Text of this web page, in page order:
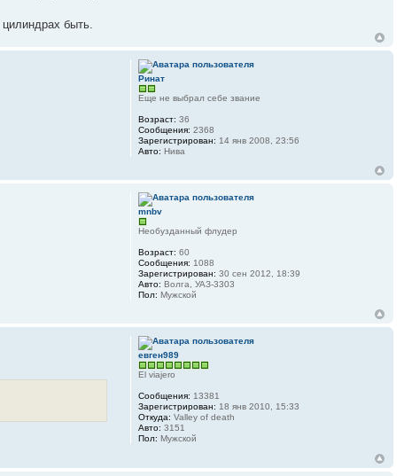
быть.
Ринат
Еще не выбрал себе звание
Возраст: 36
Сообщения: 2368
Зарегистрирован: 14 янв 2008, 23:56
Авто: Нива
mnbv
Необузданный флудер
Возраст: 60
Сообщения: 1088
Зарегистрирован: 30 сен 2012, 18:39
Авто: Волга, УАЗ-3303
Пол: Мужской
евген989
El viajero
Сообщения: 13381
Зарегистрирован: 18 янв 2010, 15:33
Откуда: Valley of death
Авто: 3151
Пол: Мужской